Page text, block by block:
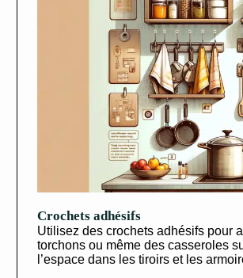
Crochets adhésifs
Utilisez des crochets adhésifs pour
torchons ou même des casseroles
l’espace dans les tiroirs et les